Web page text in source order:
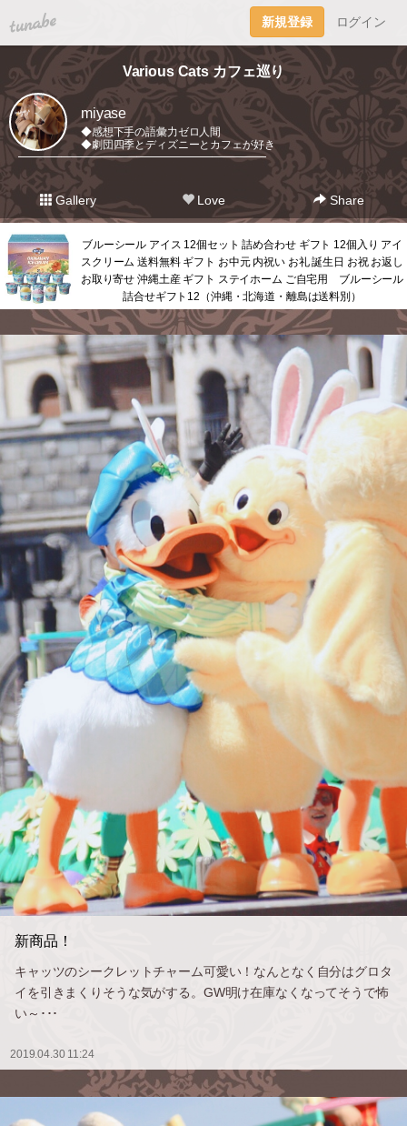
tuna.be 新規登録 ログイン
Various Cats カフェ巡り
miyase
◆感想下手の語彙力ゼロ人間
◆劇団四季とディズニーとカフェが好き
━━━━━━━━━━━━━━━━━━━━━━━
Gallery Love Share
ブルーシール アイス 12個セット 詰め合わせ ギフト 12個入り アイ
スクリーム 送料無料 ギフト お中元 内祝い お礼 誕生日 お祝 お返し
お取り寄せ 沖縄土産 ギフト ステイホーム ご自宅用 ブルーシール
詰合せギフト12（沖縄・北海道・離島は送料別）
新商品！
キャッツのシークレットチャーム可愛い！なんとなく自分はグロタ
イを引きまくりそうな気がする。GW明け在庫なくなってそうで怖
い～･･･
2019.04.30 11:24